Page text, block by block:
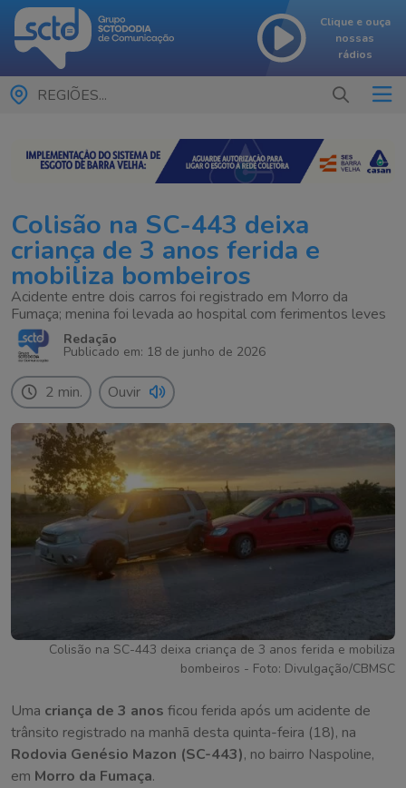
Clique e ouça
nossas
rádios
REGIÕES...
Colisão na SC-443 deixa
criança de 3 anos ferida e
mobiliza bombeiros
Acidente entre dois carros foi registrado em Morro da
Fumaça; menina foi levada ao hospital com ferimentos leves
Redação
Publicado em: 18 de junho de 2026
2 min. Ouvir
Colisão na SC-443 deixa criança de 3 anos ferida e mobiliza
bombeiros - Foto: Divulgação/CBMSC
Uma criança de 3 anos ficou ferida após um acidente de
trânsito registrado na manhã desta quinta-feira (18), na
Rodovia Genésio Mazon (SC-443), no bairro Naspoline,
em Morro da Fumaça.